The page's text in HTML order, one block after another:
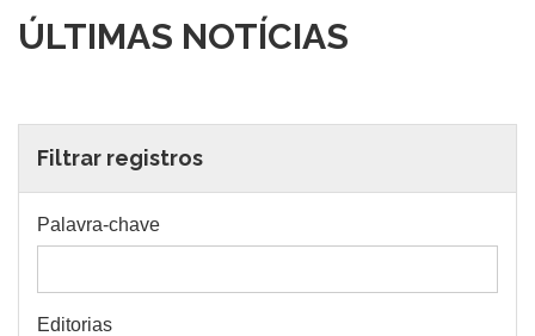
para
ÚLTIMAS NOTÍCIAS
Filtrar registros
Palavra-chave
Editorias